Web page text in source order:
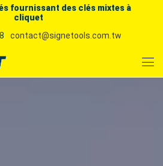
fournissant des clés mixtes à
cliquet
contact@signetools.com.tw